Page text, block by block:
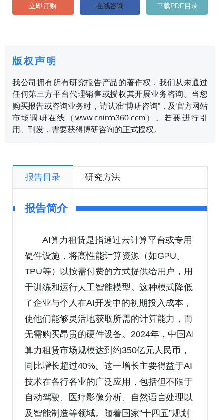
立即订购 在线咨询 下载PDF目录
版权声明
我公司拥有所有研究报告产品的著作权，我们从未通过
任何第三方平台代理销售或授权其开展业务咨询。当您
购买报告或咨询业务时，请认准“博研咨询”，及官方网站
市场调研在线（www.cninfo360.com）。若要进行引
用、刊发，需要获得博研咨询的正式授权。
报告目录 研究方法
报告简介
AI算力租赁是指通过云计算平台或专用
硬件设施，将高性能计算资源（如GPU、
TPU等）以按需付费的方式提供给用户，用
于训练和运行人工智能模型。这种模式降低
了企业与个人在AI开发中的初期投入成本，
使他们能够灵活地获取所需的计算能力，而
无需购买昂贵的硬件设备。2024年，中国AI
算力租赁市场规模达到约350亿元人民币，
同比增长超过40%。这一增长主要得益于AI
技术在各行各业的广泛应用，包括但不限于
自动驾驶、医疗影像分析、自然语言处理以
及智能制造等领域。随着国家“十四五”规划